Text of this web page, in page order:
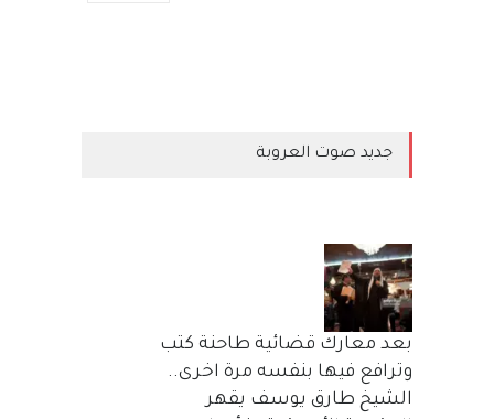
جديد صوت العروبة
بعد معارك قضائية طاحنة كتب
وترافع فيها بنفسه مرة اخرى..
الشيخ طارق يوسف يقهر